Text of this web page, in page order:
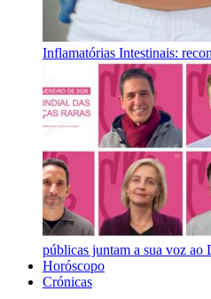
Inflamatórias Intestinais:
públicas juntam a sua voz ao
Horóscopo
Crónicas